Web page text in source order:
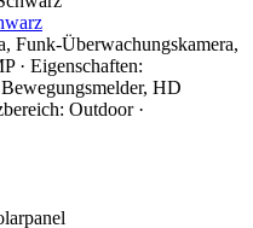
Funk-Überwachungskamera,
· Eigenschaften:
HD
Outdoor ·